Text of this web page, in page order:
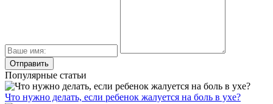
Популярные статьи
Что нужно делать, если ребенок жалуется на боль в ухе?